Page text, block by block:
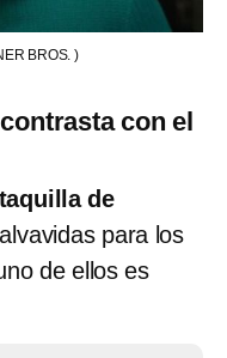
BROS. )
con el
taquilla de
para los
de ellos es